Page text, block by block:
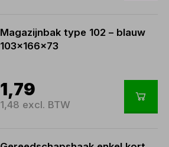
Magazijnbak type 102 – blauw
103x166x73
1,79
1,48 excl. BTW